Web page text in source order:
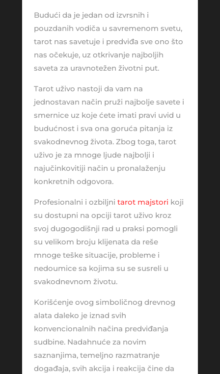
Budući da je jedan od izvrsnih i
pouzdanih vodiča u savremenom svetu,
tarot nas savetuje i predviđa sve ono što
nas očekuje, uz otkrivanje najboljih
saveta za uravnotežen životni put.
Tarot uživo nastoji da vam na
jednostavan način pruži najbolje savete i
smernice uz koje ćete imati pravi uvid u
budućnost i sva ona goruća pitanja iz
svakodnevnog života. Zbog toga, tarot
uživo je za mnoge ljude najbolji i
najučinkovitiji način u pronalaženju
konkretnih odgovora.
Profesionalni i ozbiljni tarot majstori koji
su dostupni na opciji tarot uživo kroz
svoj dugogodišnji rad u praksi pomogli
su velikom broju klijenata da reše
mnoge teške situacije, probleme i
nedoumice sa kojima su se susreli u
svakodnevnom životu.
Korišćenje ovog simboličnog drevnog
alata daleko je iznad svih
konvencionalnih načina predviđanja
sudbine. Nadahnuće za novim
saznanjima, temeljno razmatranje
događaja, svih akcija i reakcija čine da